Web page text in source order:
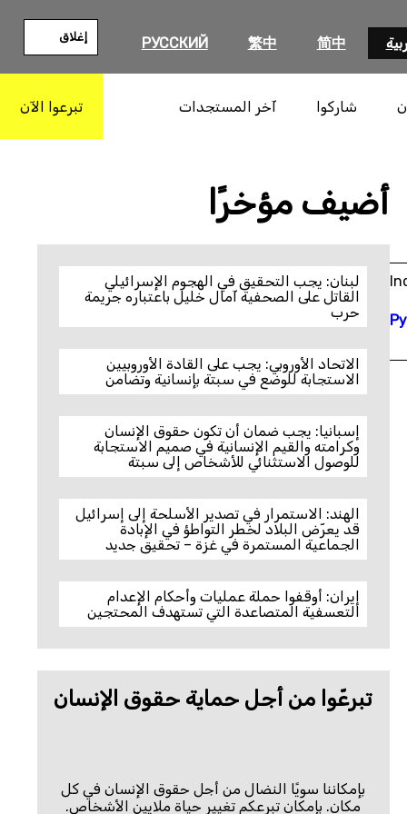
简中
繁中
РУССКИЙ إغلاق
شاركوا آخر المستجدات تبرعوا الآن
أضيف مؤخرًا
لبنان: يجب التحقيق في الهجوم الإسرائيلي
القاتل على الصحفية آمال خليل باعتباره جريمة
حرب
الاتحاد الأوروبي: يجب على القادة الأوروبيين
الاستجابة للوضع في سبتة بإنسانية وتضامن
إسبانيا: يجب ضمان أن تكون حقوق الإنسان
وكرامته والقيم الإنسانية في صميم الاستجابة
للوصول الاستثنائي للأشخاص إلى سبتة
الهند: الاستمرار في تصدير الأسلحة إلى إسرائيل
قد يعرّض البلاد لخطر التواطؤ في الإبادة
الجماعية المستمرة في غزة – تحقيق جديد
إيران: أوقفوا حملة عمليات وأحكام الإعدام
التعسفية المتصاعدة التي تستهدف المحتجين
تبرعّوا من أجل حماية حقوق الإنسان
بإمكاننا سويًا النضال من أجل حقوق الإنسان في كل
مكان. بإمكان تبرعكم تغيير حياة ملايين الأشخاص.